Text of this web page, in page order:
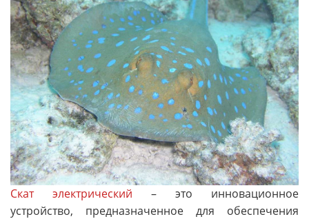
Скат электрический – это инновационное
устройство, предназначенное для обеспечения